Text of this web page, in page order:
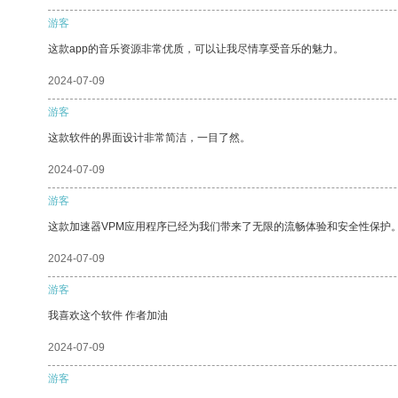
游客
这款app的音乐资源非常优质，可以让我尽情享受音乐的魅力。
2024-07-09
游客
这款软件的界面设计非常简洁，一目了然。
2024-07-09
游客
这款加速器VPM应用程序已经为我们带来了无限的流畅体验和安全性保护
2024-07-09
游客
我喜欢这个软件 作者加油
2024-07-09
游客